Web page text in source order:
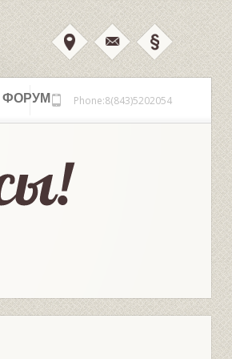
ФОРУМ Phone:8(843)5202054